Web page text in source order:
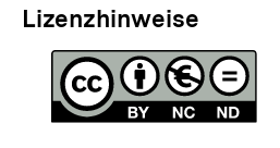
Lizenzhinweise